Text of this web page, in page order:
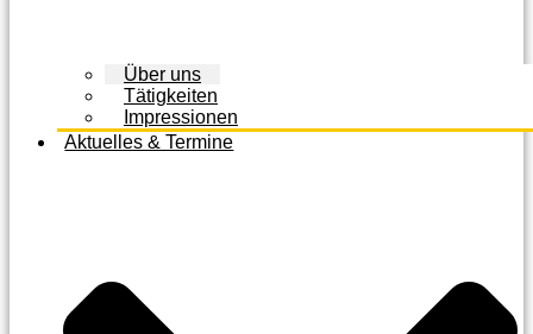
Über uns
Tätigkeiten
Impressionen
Aktuelles & Termine